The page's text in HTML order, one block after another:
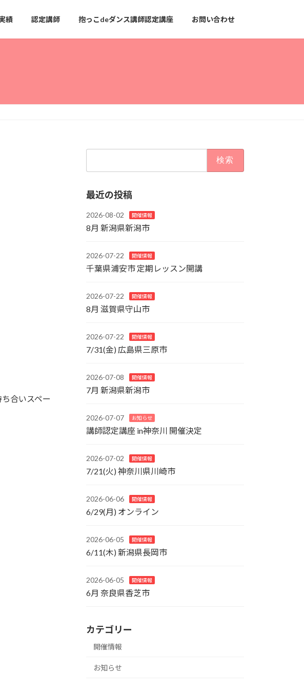
績 認定講師 抱っこdeダンス講師認定講座 お問い合わせ
合いスペー
最近の投稿
2026-08-02 開催情報
8月 新潟県新潟市
2026-07-22 開催情報
千葉県浦安市 定期レッスン開講
2026-07-22 開催情報
8月 滋賀県守山市
2026-07-22 開催情報
7/31(金) 広島県三原市
2026-07-08 開催情報
7月 新潟県新潟市
2026-07-07 お知らせ
講師認定講座 in神奈川 開催決定
2026-07-02 開催情報
7/21(火) 神奈川県川崎市
2026-06-06 開催情報
6/29(月) オンライン
2026-06-05 開催情報
6/11(木) 新潟県長岡市
2026-06-05 開催情報
6月 奈良県香芝市
カテゴリー
開催情報
お知らせ